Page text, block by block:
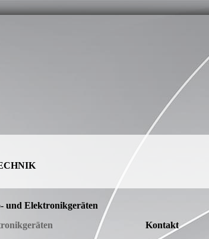
und Elektronikgeräten
Kontakt